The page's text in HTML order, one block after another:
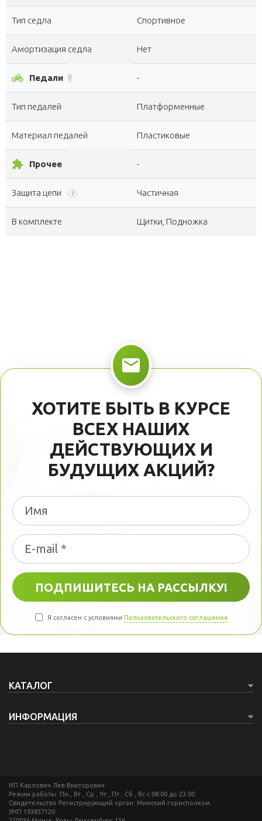
Тип седла Спортивное
Амортизация седла Нет
pedal_bike Педали ? -
Тип педалей Платформенные
Материал педалей Пластиковые
extension Прочее -
Защита цепи ? Частичная
В комплекте Щитки, Подножка
ХОТИТЕ БЫТЬ В КУРСЕ
ВСЕХ НАШИХ
ДЕЙСТВУЮЩИХ И
БУДУЩИХ АКЦИЙ?
Я согласен с условиями Пользовательского соглашения
КАТАЛОГ
ИНФОРМАЦИЯ
ИП Карлович Лев Викторович
Режим работы: Пн , Вт , Ср , Чт , Пт , Сб , Вс c 08:00 до 23:00
Свидетельство Регистрирующий орган: Минский горисполком.
УНП 193837120